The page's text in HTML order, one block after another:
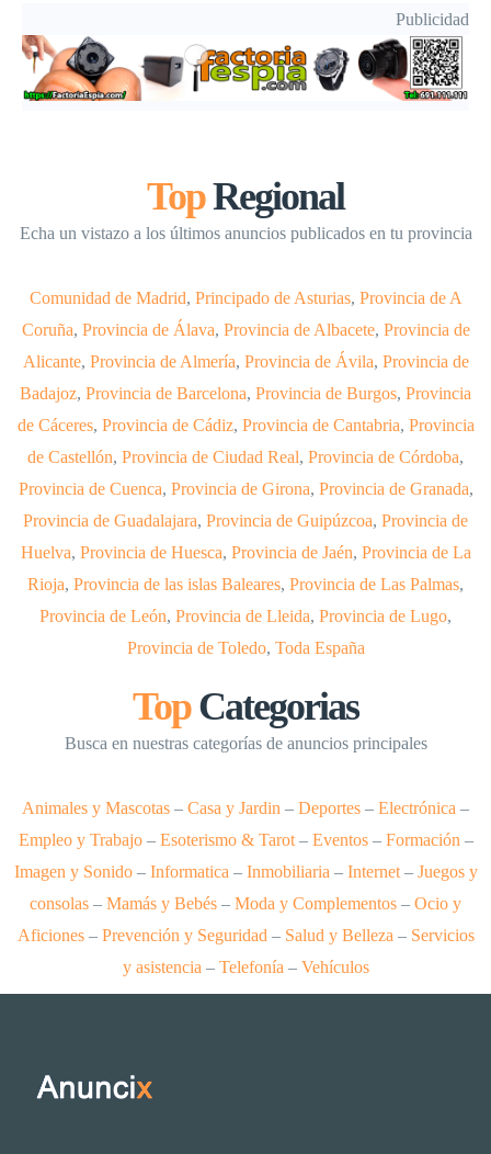
Publicidad
TopRegional
Echa un vistazo a los últimos anuncios publicados en tu provincia
Comunidad de Madrid, Principado de Asturias, Provincia de A
Coruña, Provincia de Álava, Provincia de Albacete, Provincia de
Alicante, Provincia de Almería, Provincia de Ávila, Provincia de
Badajoz, Provincia de Barcelona, Provincia de Burgos, Provincia
de Cáceres, Provincia de Cádiz, Provincia de Cantabria, Provincia
de Castellón, Provincia de Ciudad Real, Provincia de Córdoba,
Provincia de Cuenca, Provincia de Girona, Provincia de Granada,
Provincia de Guadalajara, Provincia de Guipúzcoa, Provincia de
Huelva, Provincia de Huesca, Provincia de Jaén, Provincia de La
Rioja, Provincia de las islas Baleares, Provincia de Las Palmas,
Provincia de León, Provincia de Lleida, Provincia de Lugo,
Provincia de Toledo, Toda España
TopCategorias
Busca en nuestras categorías de anuncios principales
Animales y Mascotas – Casa y Jardin – Deportes – Electrónica –
Empleo y Trabajo– Esoterismo & Tarot– Eventos– Formación –
Imagen y Sonido– Informatica – Inmobiliaria – Internet– Juegos y
consolas – Mamás y Bebés – Moda y Complementos – Ocio y
Aficiones– Prevención y Seguridad – Salud y Belleza – Servicios
y asistencia – Telefonía – Vehículos